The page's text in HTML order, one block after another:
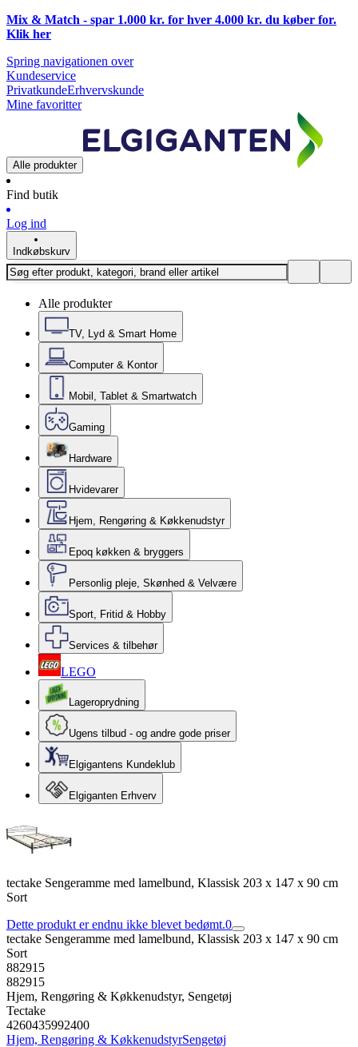
Mix & Match - spar 1.000 kr. for hver 4.000 kr. du køber for.
Klik her
Spring navigationen over
Kundeservice
PrivatkundeErhvervskunde
Mine favoritter
Alle produkter
Find butik
Log ind
Indkøbskurv
Alle produkter
TV, Lyd & Smart Home
Computer & Kontor
Mobil, Tablet & Smartwatch
Gaming
Hardware
Hvidevarer
Hjem, Rengøring & Køkkenudstyr
Epoq køkken & bryggers
Personlig pleje, Skønhed & Velvære
Sport, Fritid & Hobby
Services & tilbehør
LEGO
Lageroprydning
Ugens tilbud - og andre gode priser
Elgigantens Kundeklub
Elgiganten Erhverv
tectake Sengeramme med lamelbund, Klassisk 203 x 147 x 90 cm
Sort
Dette produkt er endnu ikke blevet bedømt.0
tectake Sengeramme med lamelbund, Klassisk 203 x 147 x 90 cm
Sort
882915
882915
Hjem, Rengøring & Køkkenudstyr, Sengetøj
Tectake
4260435992400
Hjem, Rengøring & KøkkenudstyrSengetøj